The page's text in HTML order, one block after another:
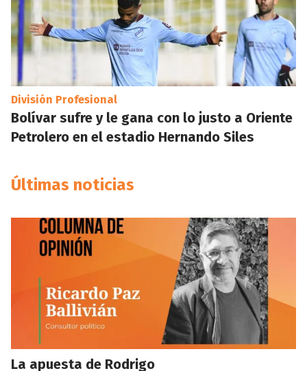
División Profesional
Bolívar sufre y le gana con lo justo a Oriente
Petrolero en el estadio Hernando Siles
Últimas noticias
La apuesta de Rodrigo